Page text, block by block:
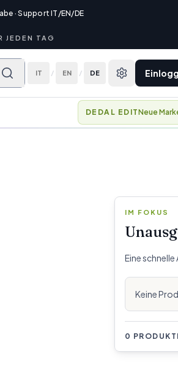
· Support IT/EN/DE
JEDEN TAG
IT / EN / DE
DEDAL EDIT
IM FOKUS
Eine schnelle
Keine
0